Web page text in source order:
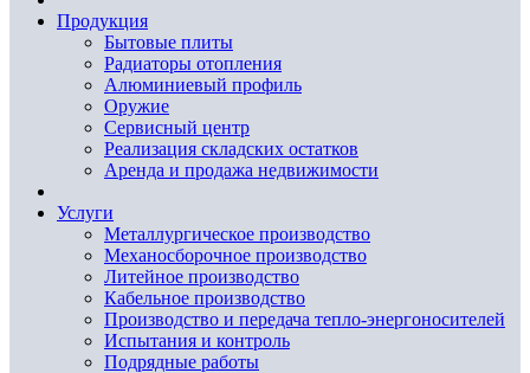
Продукция
Бытовые плиты
Радиаторы отопления
Алюминиевый профиль
Оружие
Сервисный центр
Реализация складских остатков
Аренда и продажа недвижимости
Услуги
Металлургическое производство
Механосборочное производство
Литейное производство
Кабельное производство
Производство и передача тепло-энергоносителей
Испытания и контроль
Подрядные работы